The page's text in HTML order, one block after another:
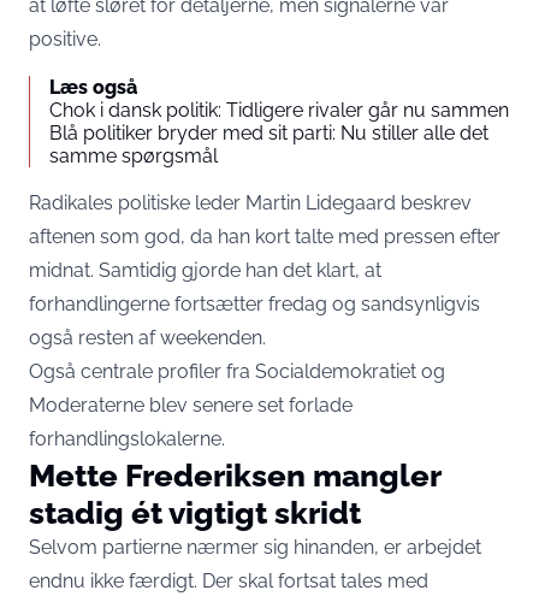
at løfte sløret for detaljerne, men signalerne var
positive.
Læs også
Chok i dansk politik: Tidligere rivaler går nu sammen
Blå politiker bryder med sit parti: Nu stiller alle det
samme spørgsmål
Radikales politiske leder Martin Lidegaard beskrev
aftenen som god, da han kort talte med pressen efter
midnat. Samtidig gjorde han det klart, at
forhandlingerne fortsætter fredag og sandsynligvis
også resten af weekenden.
Også centrale profiler fra Socialdemokratiet og
Moderaterne blev senere set forlade
forhandlingslokalerne.
Mette Frederiksen mangler
stadig ét vigtigt skridt
Selvom partierne nærmer sig hinanden, er arbejdet
endnu ikke færdigt. Der skal fortsat tales med